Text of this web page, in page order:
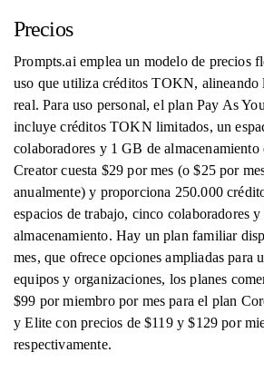
Precios
Prompts.ai emplea un modelo de precios
uso que utiliza créditos TOKN, alineando
real. Para uso personal, el plan Pay As
incluye créditos TOKN limitados, un
colaboradores y 1 GB de
Creator cuesta $29 por mes (o $25 por
anualmente) y proporciona 250.000
espacios de trabajo, cinco colaboradores
almacenamiento. Hay un plan familiar
mes, que ofrece opciones ampliadas para
equipos y organizaciones, los planes
$99 por miembro por mes para el plan
y Elite con precios de $119 y $129 por
respectivamente.